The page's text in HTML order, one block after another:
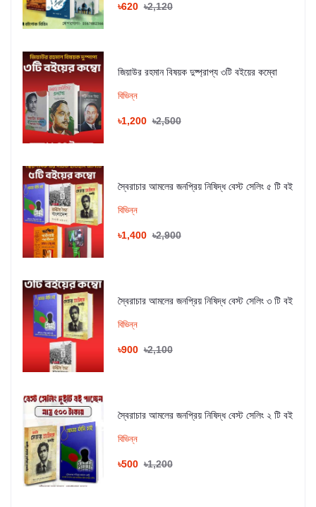
৳620 ৳2,120
জিয়াউর রহমান বিষয়ক দুষ্প্রাপ্য ৩টি বইয়ের কম্বো
বিভিন্ন
৳1,200 ৳2,500
স্বৈরাচার আমলের জনপ্রিয় নিষিদ্ধ বেস্ট সেলিং ৫ টি বই
বিভিন্ন
৳1,400 ৳2,900
স্বৈরাচার আমলের জনপ্রিয় নিষিদ্ধ বেস্ট সেলিং ৩ টি বই
বিভিন্ন
৳900 ৳2,100
স্বৈরাচার আমলের জনপ্রিয় নিষিদ্ধ বেস্ট সেলিং ২ টি বই
বিভিন্ন
৳500 ৳1,200